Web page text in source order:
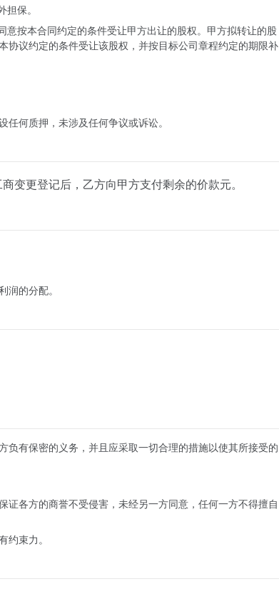
担保。
意按本合同约定的条件受让甲方出让的股权。甲方拟转让的股
协议约定的条件受让该股权，并按目标公司章程约定的期限补
任何质押，未涉及任何争议或诉讼。
变更登记后，乙方向甲方支付剩余的价款元。
润的分配。
负有保密的义务，并且应采取一切合理的措施以使其所接受的
各方的商誉不受侵害，未经另一方同意，任何一方不得擅自
约束力。